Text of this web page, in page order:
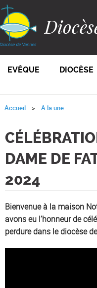
EVÊQUE DIOCÈSE
Accueil A la une
DAME DE
2024
Bienvenue à la maison
avons eu l’honneur de
perdure dans le diocèse